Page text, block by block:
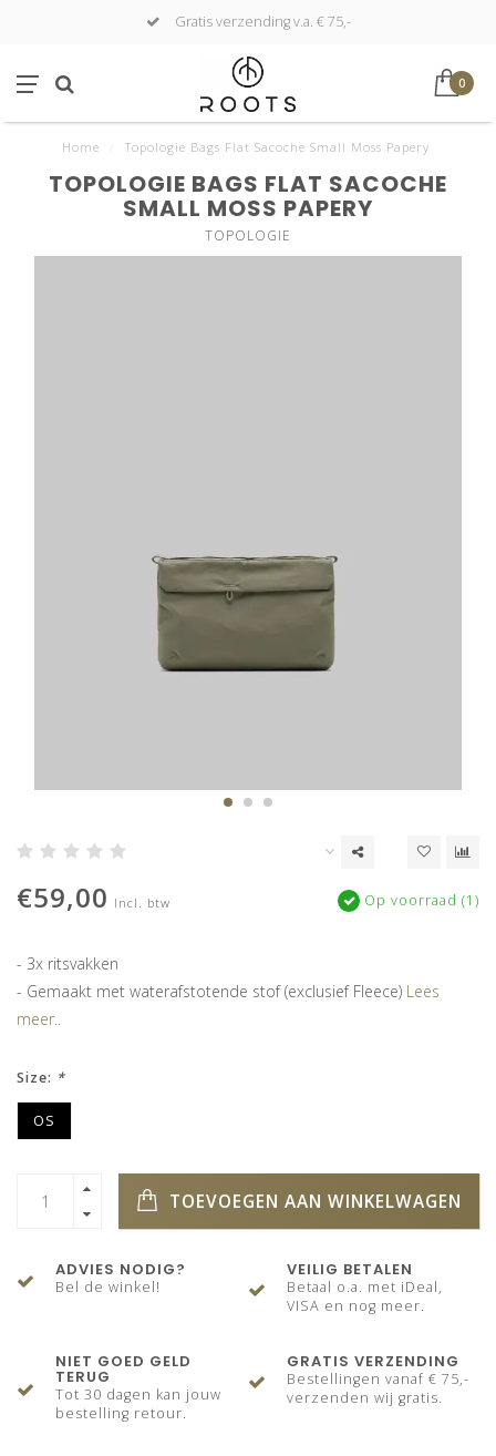
Gratis verzending v.a. € 75,-
0
Home Topologie Bags Flat Sacoche Small Moss Papery
TOPOLOGIE BAGS FLAT SACOCHE
SMALL MOSS PAPERY
TOPOLOGIE
€59,00 Incl. btw Op voorraad (1)
- 3x ritsvakken
- Gemaakt met waterafstotende stof (exclusief Fleece) Lees
meer..
Size: *
OS
TOEVOEGEN AAN WINKELWAGEN
ADVIES NODIG?
Bel de winkel!
VEILIG BETALEN
Betaal o.a. met iDeal,
VISA en nog meer.
NIET GOED GELD
TERUG
Tot 30 dagen kan jouw
bestelling retour.
GRATIS VERZENDING
Bestellingen vanaf € 75,-
verzenden wij gratis.